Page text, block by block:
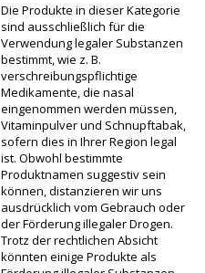
Die Produkte in dieser Kategorie
sind ausschließlich für die
Verwendung legaler Substanzen
bestimmt, wie z. B.
verschreibungspflichtige
Medikamente, die nasal
eingenommen werden müssen,
Vitaminpulver und Schnupftabak,
sofern dies in Ihrer Region legal
ist. Obwohl bestimmte
Produktnamen suggestiv sein
können, distanzieren wir uns
ausdrücklich vom Gebrauch oder
der Förderung illegaler Drogen.
Trotz der rechtlichen Absicht
könnten einige Produkte als